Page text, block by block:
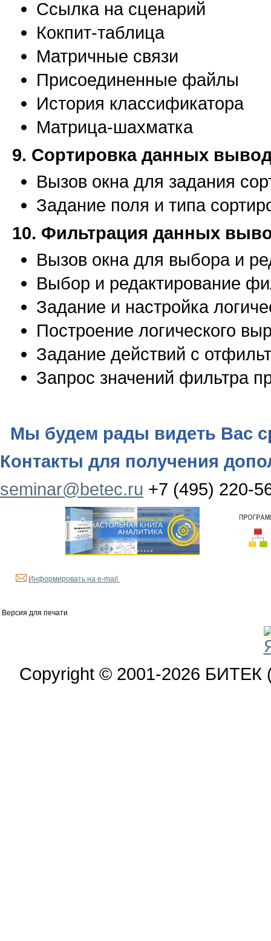
Ссылка на сценарий
Кокпит-таблица
Матричные связи
Присоединенные файлы
История классификатора
Матрица-шахматка
9. Сортировка данных
Вызов окна для задания
Задание поля и типа
10. Фильтрация данных
Вызов окна для выбора и
Выбор и редактирование
Задание и настройка
Построение логического
Задание действий с
Запрос значений фильтра
Мы будем рады видеть Вас
Контакты для получения
seminar@betec.ru +7 (495) 220-
Информировать на e-mail
Версия для печати
Copyright © 2001-2026 БИТЕК